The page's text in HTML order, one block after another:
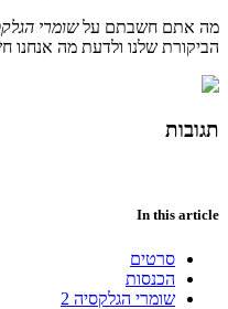
מה אתם חשבתם עלשומרי
הביקורת שלנו ולדעת מה אנחנו
תגובות
In this article
סרטים
הכנסות
שומרי הגלקסיה 2